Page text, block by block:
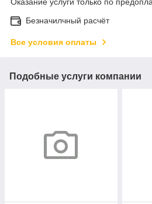
Безначилчный расчёт
Все условия оплаты
Подобные услуги компании